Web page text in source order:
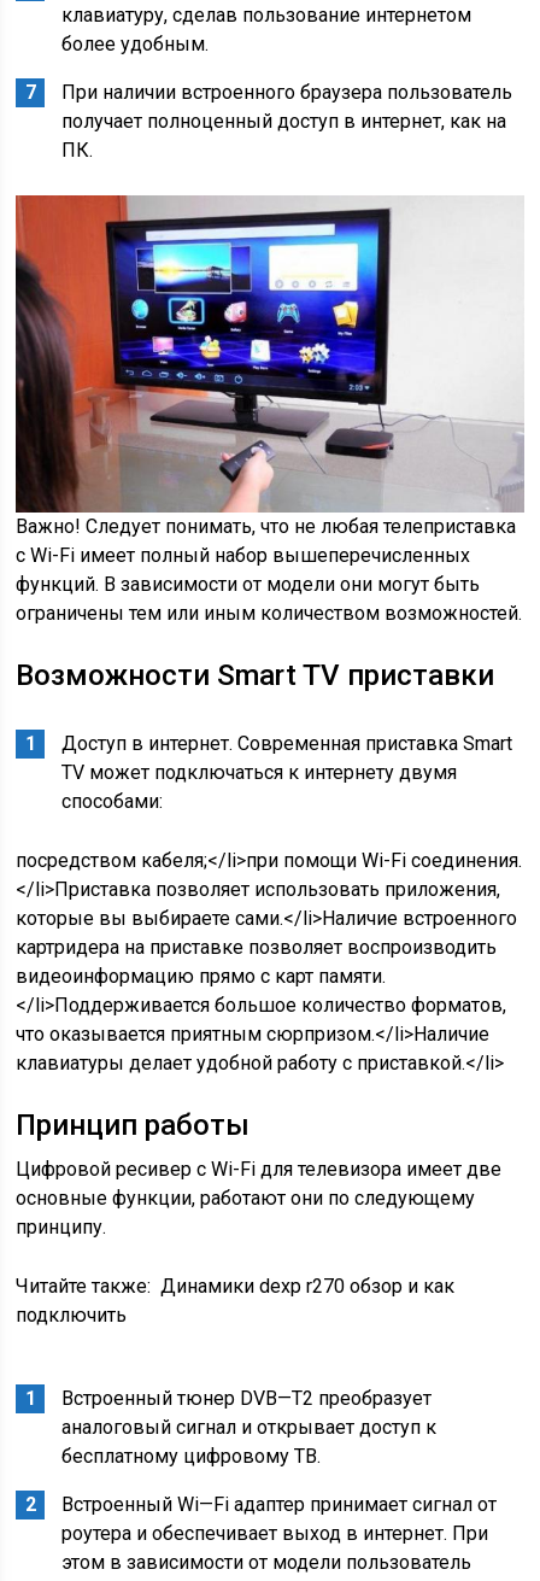
клавиатуру, сделав пользование интернетом
более удобным.
При наличии встроенного браузера пользователь
получает полноценный доступ в интернет, как на
ПК.
Важно! Следует понимать, что не любая телеприставка
с Wi-Fi имеет полный набор вышеперечисленных
функций. В зависимости от модели они могут быть
ограничены тем или иным количеством возможностей.
Возможности Smart TV приставки
Доступ в интернет. Современная приставка Smart
TV может подключаться к интернету двумя
способами:
посредством кабеля;</li>при помощи Wi-Fi соединения.
</li>Приставка позволяет использовать приложения,
которые вы выбираете сами.</li>Наличие встроенного
картридера на приставке позволяет воспроизводить
видеоинформацию прямо с карт памяти.
</li>Поддерживается большое количество форматов,
что оказывается приятным сюрпризом.</li>Наличие
клавиатуры делает удобной работу с приставкой.</li>
Принцип работы
Цифровой ресивер с Wi-Fi для телевизора имеет две
основные функции, работают они по следующему
принципу.
Читайте также: Динамики dexp r270 обзор и как
подключить
Встроенный тюнер DVB—T2 преобразует
аналоговый сигнал и открывает доступ к
бесплатному цифровому ТВ.
Встроенный Wi—Fi адаптер принимает сигнал от
роутера и обеспечивает выход в интернет. При
этом в зависимости от модели пользователь